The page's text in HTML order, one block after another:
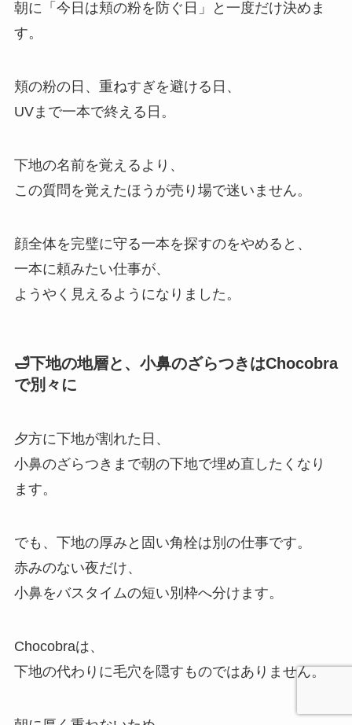
朝に「今日は頬の粉を防ぐ日」と一度だけ決めま
す。
頬の粉の日、重ねすぎを避ける日、
UVまで一本で終える日。
下地の名前を覚えるより、
この質問を覚えたほうが売り場で迷いません。
顔全体を完璧に守る一本を探すのをやめると、
一本に頼みたい仕事が、
ようやく見えるようになりました。
🛁下地の地層と、小鼻のざらつきはChocobra
で別々に
夕方に下地が割れた日、
小鼻のざらつきまで朝の下地で埋め直したくなり
ます。
でも、下地の厚みと固い角栓は別の仕事です。
赤みのない夜だけ、
小鼻をバスタイムの短い別枠へ分けます。
Chocobraは、
下地の代わりに毛穴を隠すものではありません。